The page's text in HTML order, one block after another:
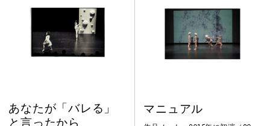
る限り普通に感じられるような世
界に似たものを作ろうとします。
一人一人が抱える過去は、この物
語を通して明らか
あなたが「バレる」
と言ったから
マニュアル